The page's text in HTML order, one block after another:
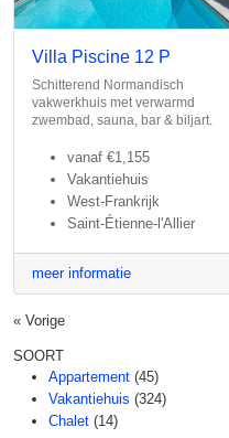
Villa Piscine 12 P
Schitterend Normandisch
vakwerkhuis met verwarmd
zwembad, sauna, bar & biljart.
vanaf €1,155
Vakantiehuis
West-Frankrijk
Saint-Étienne-l'Allier
meer informatie
« Vorige
SOORT
Appartement (45)
Vakantiehuis (324)
Chalet (14)